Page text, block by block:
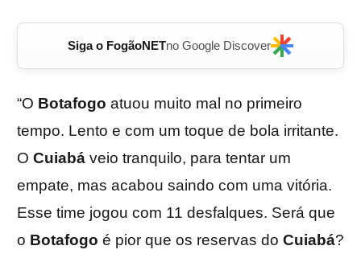
Siga o FogãoNETno Google Discover
“O Botafogo atuou muito mal no primeiro
tempo. Lento e com um toque de bola irritante.
O Cuiabá veio tranquilo, para tentar um
empate, mas acabou saindo com uma vitória.
Esse time jogou com 11 desfalques. Será que
o Botafogo é pior que os reservas do Cuiabá?